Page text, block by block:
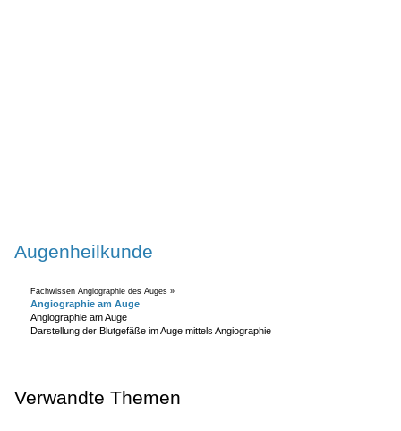
Augenheilkunde
Fachwissen Angiographie des Auges »
Angiographie am Auge
Angiographie am Auge
Darstellung der Blutgefäße im Auge mittels Angiographie
Verwandte Themen